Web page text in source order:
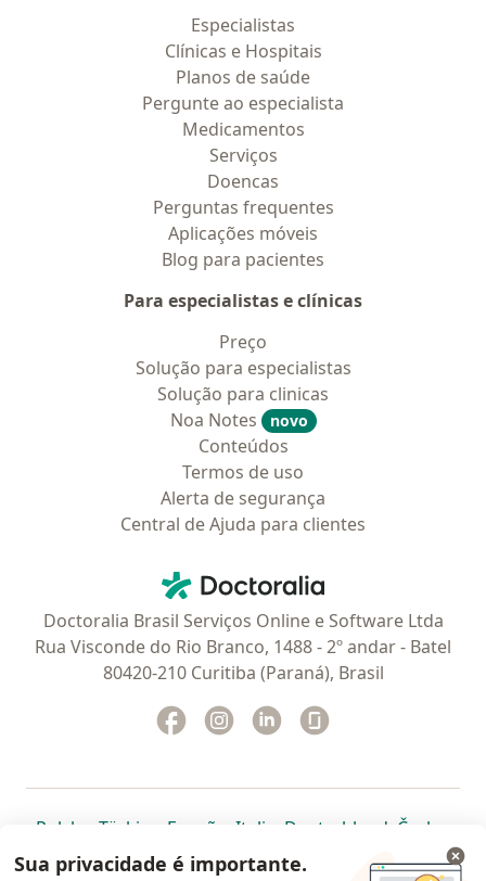
Especialistas
Clínicas e Hospitais
Planos de saúde
Pergunte ao especialista
Medicamentos
Serviços
Doencas
Perguntas frequentes
Aplicações móveis
Blog para pacientes
Para especialistas e clínicas
Preço
Solução para especialistas
Solução para clinicas
Noa Notes
novo
Conteúdos
Termos de uso
Alerta de segurança
Central de Ajuda para clientes
Doctoralia - Homepage
Doctoralia Brasil Serviços Online e Software Ltda
Rua Visconde do Rio Branco, 1488 - 2º andar - Batel
80420-210 Curitiba (Paraná), Brasil
Facebook
abre num novo separador
Instagram
abre num novo separador
Linkedin
abre num novo
Polska abre num novo separador
Türkiye abre num novo separador
España abre num novo separador
Italia abre num novo
Deutschlandabre num
Česko
Portugal abre num novo separador
, México abre num novo separador
, abre num novo separador
Brasil abre num novoabre num
abre
Sua privacidade é importante.